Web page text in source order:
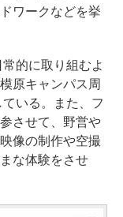
ワークなどを挙
的に取り組むよ
原キャンパス周
いる。また、フ
させて、野営や
像の制作や空撮
な体験をさせ